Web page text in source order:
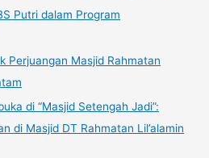
Putri dalam Program
Perjuangan Masjid Rahmatan
di “Masjid Setengah Jadi”:
di Masjid DT Rahmatan Lil’alamin